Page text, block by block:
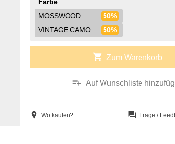
Farbe
MOSSWOOD
50%
VINTAGE CAMO
50%
shopping_cart Zum Warenkorb
playlist_add Auf Wunschliste
location_on Wo kaufen? question_answer Frage /